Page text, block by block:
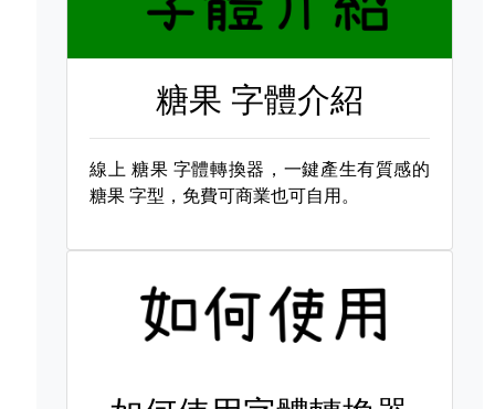
糖果 字體介紹
線上 糖果 字體轉換器，一鍵產生有質感的
糖果 字型，免費可商業也可自用。